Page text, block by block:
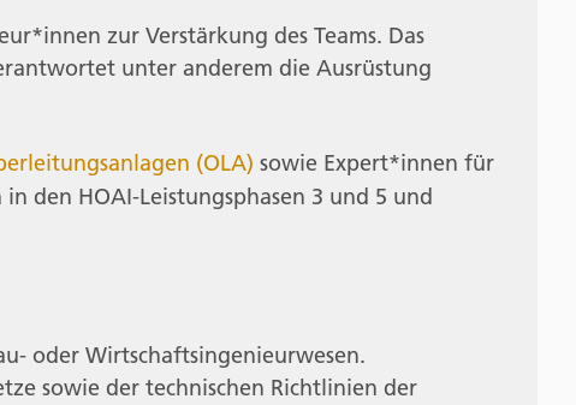
zur Verstärkung des Teams. Das
unter anderem die Ausrüstung
(OLA) sowie Expert*innen für
den HOAI-Leistungsphasen 3 und 5 und
oder Wirtschaftsingenieurwesen.
sowie der technischen Richtlinien der